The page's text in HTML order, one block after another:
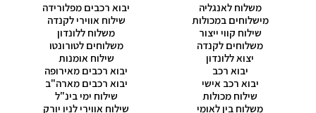
משלוח לאנגליה
יבוא רכבים מפלורידה
מישלוחים במכולות
שילוח אווירי לקנדה
שילוח קווי ייצור
משלוח ללונדון
משלוחים לקנדה
משלוחים לטורונטו
יצוא ללונדון
שילוח אומנות
יבוא רכב
יבוא רכבים מאירופה
יבוא רכב אישי
יבוא רכבים מארה"ב
שילוח מכולות
שילוח ימי בינ"ל
משלוח בין לאומי
שילוח אווירי לניו יורק